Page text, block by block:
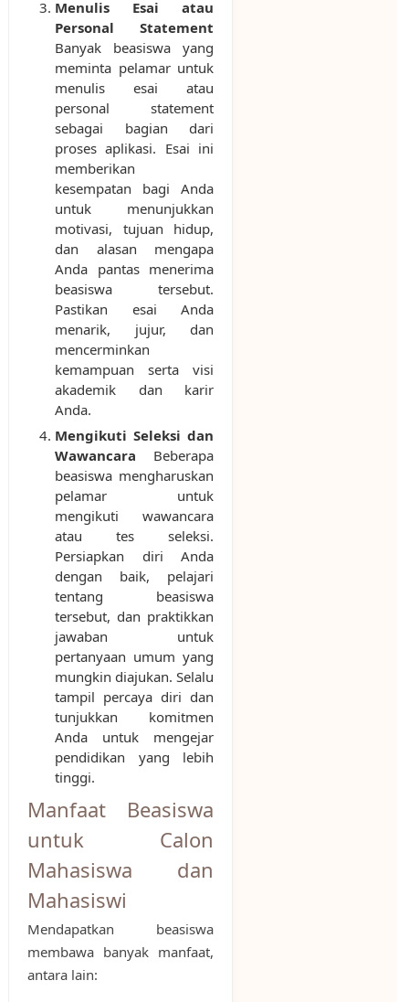
Menulis Esai atau
Personal Statement
Banyak beasiswa yang
meminta pelamar untuk
menulis esai atau
personal statement
sebagai bagian dari
proses aplikasi. Esai ini
memberikan
kesempatan bagi Anda
untuk menunjukkan
motivasi, tujuan hidup,
dan alasan mengapa
Anda pantas menerima
beasiswa tersebut.
Pastikan esai Anda
menarik, jujur, dan
mencerminkan
kemampuan serta visi
akademik dan karir
Anda.
Mengikuti Seleksi dan
Wawancara Beberapa
beasiswa mengharuskan
pelamar untuk
mengikuti wawancara
atau tes seleksi.
Persiapkan diri Anda
dengan baik, pelajari
tentang beasiswa
tersebut, dan praktikkan
jawaban untuk
pertanyaan umum yang
mungkin diajukan. Selalu
tampil percaya diri dan
tunjukkan komitmen
Anda untuk mengejar
pendidikan yang lebih
tinggi.
Manfaat Beasiswa
untuk Calon
Mahasiswa dan
Mahasiswi
Mendapatkan beasiswa
membawa banyak manfaat,
antara lain: